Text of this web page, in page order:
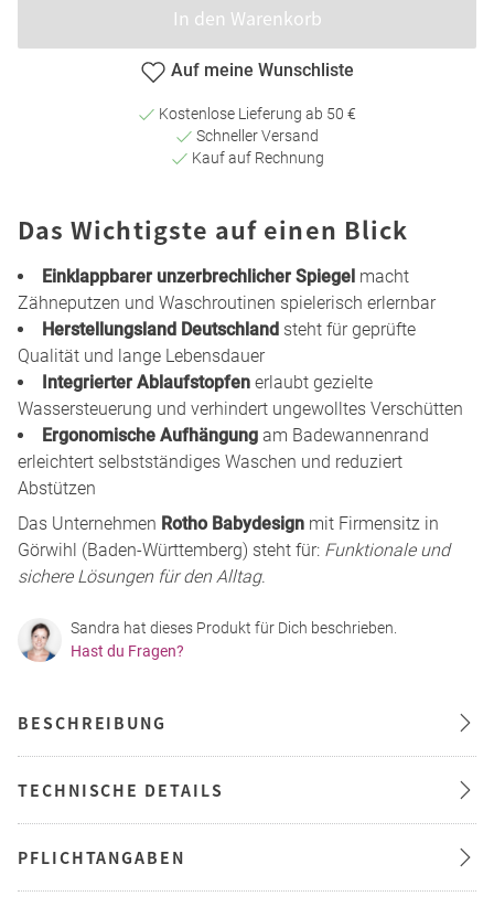
In den Warenkorb
Auf meine Wunschliste
Kostenlose Lieferung ab 50 €
Schneller Versand
Kauf auf Rechnung
Das Wichtigste auf einen Blick
Einklappbarer unzerbrechlicher Spiegel macht
Zähneputzen und Waschroutinen spielerisch erlernbar
Herstellungsland Deutschland steht für geprüfte
Qualität und lange Lebensdauer
Integrierter Ablaufstopfen erlaubt gezielte
Wassersteuerung und verhindert ungewolltes Verschütten
Ergonomische Aufhängung am Badewannenrand
erleichtert selbstständiges Waschen und reduziert
Abstützen
Das Unternehmen Rotho Babydesign mit Firmensitz in
Görwihl (Baden-Württemberg) steht für: Funktionale und
sichere Lösungen für den Alltag.
Sandra hat dieses Produkt für Dich beschrieben.
Hast du Fragen?
BESCHREIBUNG
TECHNISCHE DETAILS
PFLICHTANGABEN